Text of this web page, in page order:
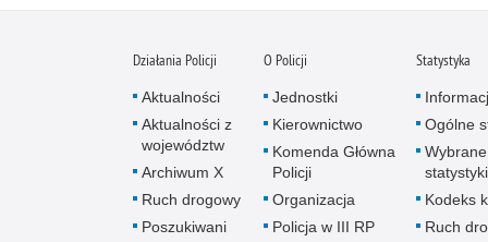
Działania Policji
Aktualności
Aktualności z
województw
Archiwum X
Ruch drogowy
Poszukiwani
O Policji
Jednostki
Kierownictwo
Komenda Główna
Policji
Organizacja
Policja w III RP
Statystyka
Ogólne
Wybrane
statystyki
Kodeks
Ruch